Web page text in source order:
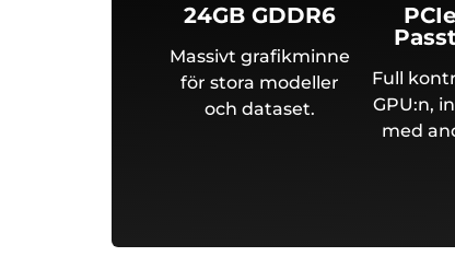
24GB GDDR6
Massivt grafikminne
för stora modeller
och dataset.
Full
GPU:n,
med